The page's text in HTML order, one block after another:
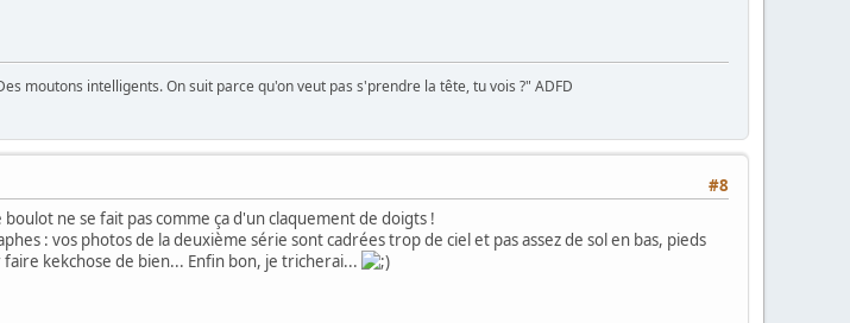
moutons intelligents. On suit parce qu'on veut pas s'prendre la tête, tu vois ?" ADFD
#8
ne se fait pas comme ça d'un claquement de doigts !
: vos photos de la deuxième série sont cadrées trop de ciel et pas assez de sol en bas, pieds
kekchose de bien... Enfin bon, je tricherai...